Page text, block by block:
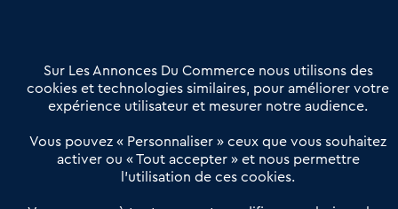
Offres Pro
Actualités
Qui sommes nous ?
Derniers articles
Réseau 3C : un partenaire national dédié aux transactions
Sur Les Annonces Du Commerce nous utilisons des
cookies et technologies similaires, pour améliorer votre
expérience utilisateur et mesurer notre audience.
Vous pouvez « Personnaliser » ceux que vous souhaitez
activer ou « Tout accepter » et nous permettre
l’utilisation de ces cookies.